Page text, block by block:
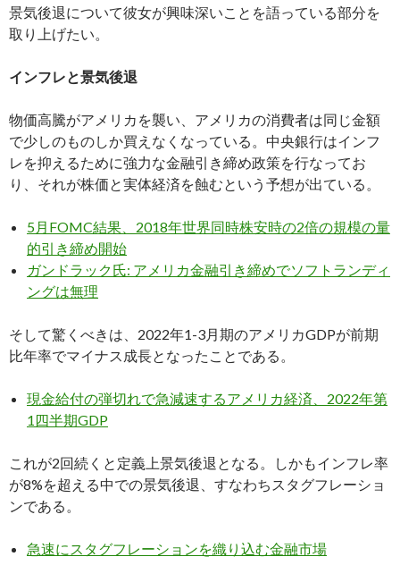
景気後退について彼女が興味深いことを語っている部分を
取り上げたい。
インフレと景気後退
物価高騰がアメリカを襲い、アメリカの消費者は同じ金額
で少しのものしか買えなくなっている。中央銀行はインフ
レを抑えるために強力な金融引き締め政策を行なってお
り、それが株価と実体経済を蝕むという予想が出ている。
5月FOMC結果、2018年世界同時株安時の2倍の規模の量
的引き締め開始
ガンドラック氏: アメリカ金融引き締めでソフトランディ
ングは無理
そして驚くべきは、2022年1-3月期のアメリカGDPが前期
比年率でマイナス成長となったことである。
現金給付の弾切れで急減速するアメリカ経済、2022年第
1四半期GDP
これが2回続くと定義上景気後退となる。しかもインフレ率
が8%を超える中での景気後退、すなわちスタグフレーショ
ンである。
急速にスタグフレーションを織り込む金融市場